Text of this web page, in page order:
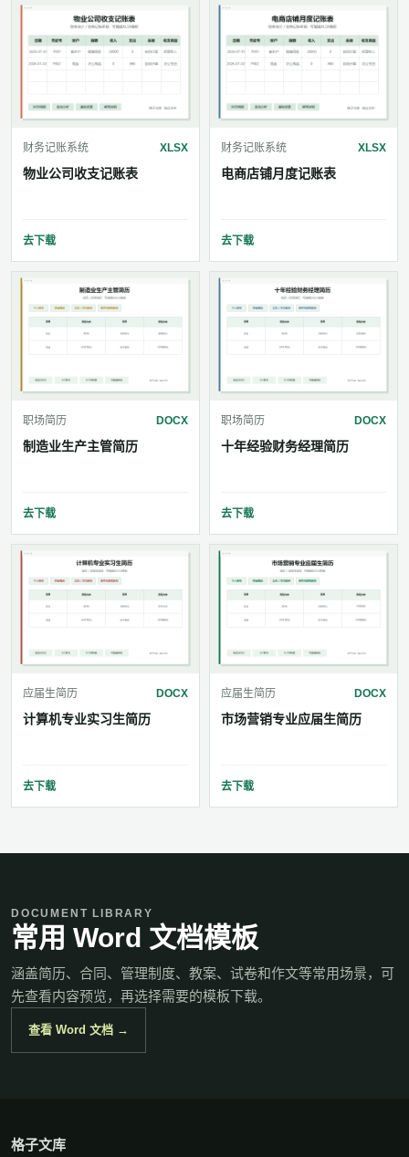
财务记账系统 XLSX
物业公司收支记账表
去下载
财务记账系统 XLSX
电商店铺月度记账表
去下载
职场简历 DOCX
制造业生产主管简历
去下载
职场简历 DOCX
十年经验财务经理简历
去下载
应届生简历 DOCX
计算机专业实习生简历
去下载
应届生简历 DOCX
市场营销专业应届生简历
去下载
DOCUMENT LIBRARY
常用 Word 文档模板
涵盖简历、合同、管理制度、教案、试卷和作文等常用场景，可
先查看内容预览，再选择需要的模板下载。
查看 Word 文档 →
格子文库